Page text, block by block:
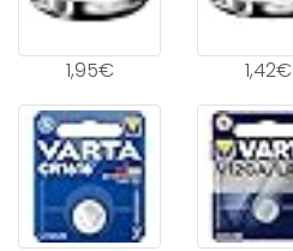
1,95€ 1,42€